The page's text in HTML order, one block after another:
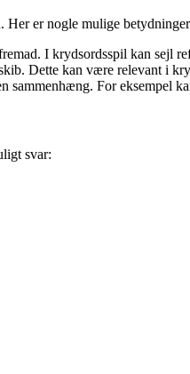
Her er nogle mulige
I krydsordsspil kan sejl
Dette kan være relevant i
sammenhæng. For eksempel
svar: